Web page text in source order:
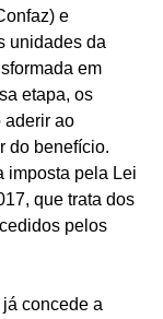
e
unidades da
em
etapa, os
aderir ao
do benefício.
imposta pela Lei
que trata dos
pelos
concede a